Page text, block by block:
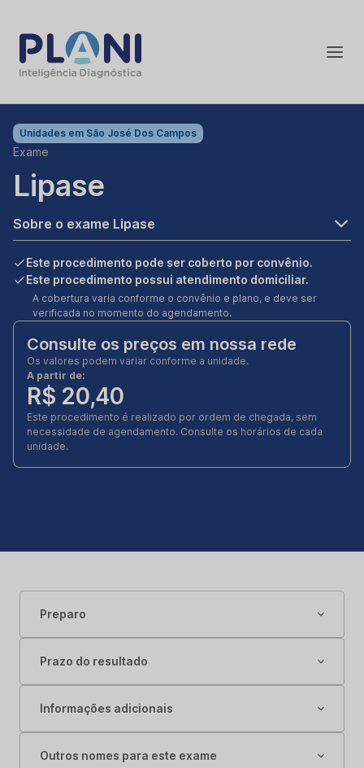
Unidades em São José Dos Campos
Exame
Lipase
Sobre o exame Lipase
Este procedimento pode ser coberto por convênio.
Este procedimento possui atendimento domiciliar.
A cobertura varia conforme o convênio e plano, e deve ser
verificada no momento do agendamento.
Consulte os preços em nossa rede
Os valores podem variar conforme a unidade.
A partir de:
R$ 20,40
Este procedimento é realizado por ordem de chegada, sem
necessidade de agendamento. Consulte os horários de cada
unidade.
Preparo
Prazo do resultado
Informações adicionais
Outros nomes para este exame